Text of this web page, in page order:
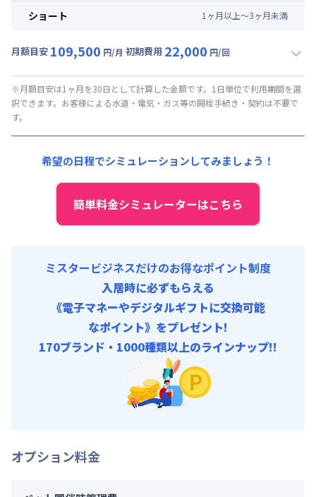
その他費用 :
初期費用
月額賃料目安(30日利用)
光熱費他 : 0円/月 (0円/日) ※賃料に含める
その他費用 :
管理費: 37,500円/月 (1,250円/日)
初期費用
ショート 1 ヶ月以上～3ヶ月未満
月額目安 109,500 円/月 初期費用 22,000 円/回
月額賃料目安(30日利用)
賃料 : 72,000円/月 (2,400円/日)
光熱費他 :
その他費用 :
37,500円/月 (1,250円/日)
契約事務手数料 : 5,000円/回 (税抜)
※月額目安は1ヶ月を30日として計算した金額です。1日単位で利用期間を選
択できます。お客様による水道・電気・ガス等の開栓手続き・契約は不要で
す。
希望の日程でシミュレーションしてみましょう！
簡単料金シミュレーターはこちら
ミスタービジネスだけのお得なポイント制度
入居時に必ずもらえる
《電子マネーやデジタルギフトに交換可能
なポイント》をプレゼント!
170ブランド・1000種類以上のラインナップ!!
オプション料金